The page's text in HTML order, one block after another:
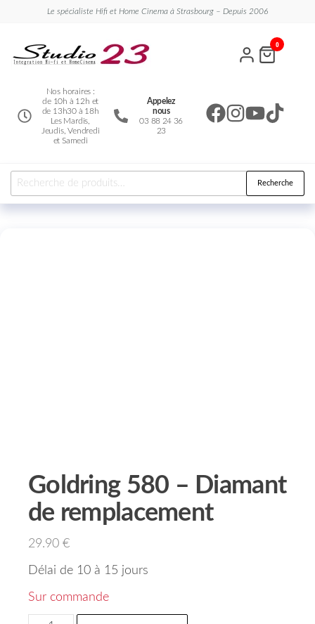
Le spécialiste Hifi et Home Cinema à Strasbourg – Depuis 2006
Nos horaires :
de 10h à 12h et
de 13h30 à 18h
Les Mardis,
Jeudis, Vendredi
et Samedi
Appelez
nous
03 88 24 36
23
0
Recherche
Goldring 580 – Diamant
de remplacement
29.90 €
Délai de 10 à 15 jours
Sur commande